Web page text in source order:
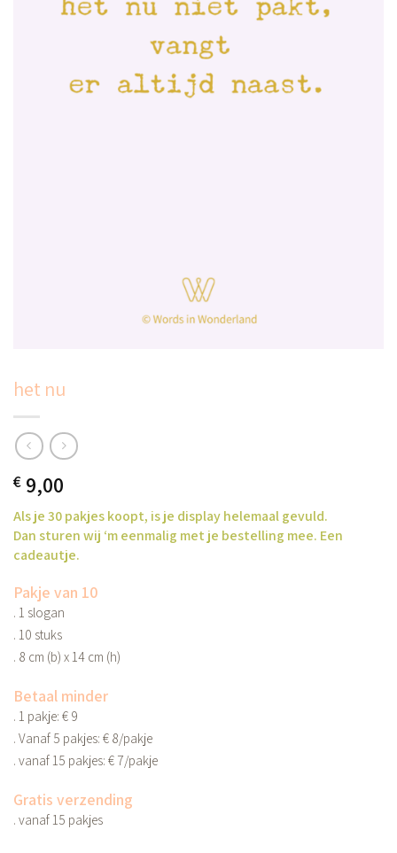
het nu
€ 9,00
Als je 30 pakjes koopt, is je display helemaal gevuld.
Dan sturen wij ‘m eenmalig met je bestelling mee. Een
cadeautje.
Pakje van 10
. 1 slogan
. 10 stuks
. 8 cm (b) x 14 cm (h)
Betaal minder
. 1 pakje: € 9
. Vanaf 5 pakjes: € 8/pakje
. vanaf 15 pakjes: € 7/pakje
Gratis verzending
. vanaf 15 pakjes